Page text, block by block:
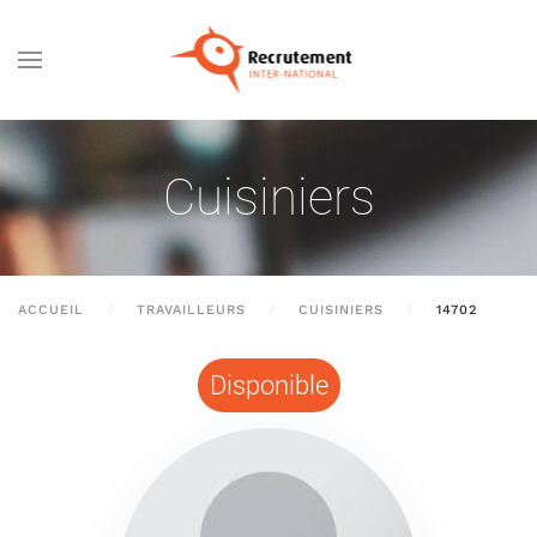
Passer au contenu principal
Cuisiniers
ACCUEIL TRAVAILLEURS CUISINIERS 14702
Disponible